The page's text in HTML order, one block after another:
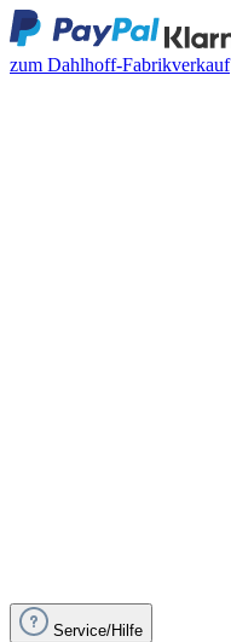
zum Dahlhoff-Fabrikverkauf
Service/Hilfe